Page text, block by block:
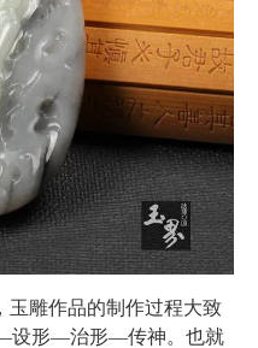
玉雕作品的制作过程大致
设形—治形—传神。也就